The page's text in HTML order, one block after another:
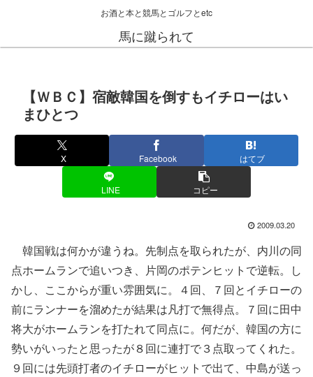
お酒と本と競馬とゴルフとetc
馬に蹴られて
【ＷＢＣ】宿敵韓国を倒すもイチローはい
まひとつ
X Facebook はてブ
LINE コピー
2009.03.20
韓国戦は何かが違うね。先制点を取られたが、内川の同
点ホームランで追いつき、片岡のポテンヒットで逆転。し
かし、ここからが重い雰囲気に。４回、７回とイチローの
前にランナーを溜めたが結果は凡打で無得点。７回に田中
将大がホームランを打たれて同点に。何だが、韓国の方に
勢いがいったと思ったが８回に連打で３点取ってくれた。
９回には先頭打者のイチローがヒットで出て、中島が送っ